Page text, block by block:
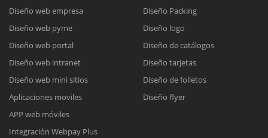
Diseño web empresa
Diseño web pyme
Diseño web portal
Diseño web intranet
Diseño web mini sitios
Aplicaciones moviles
APP web móviles
Integración Webpay Plus
Diseño Packing
Diseño logo
Diseño de catálogos
Diseño tarjetas
Diseño de folletos
Diseño flyer